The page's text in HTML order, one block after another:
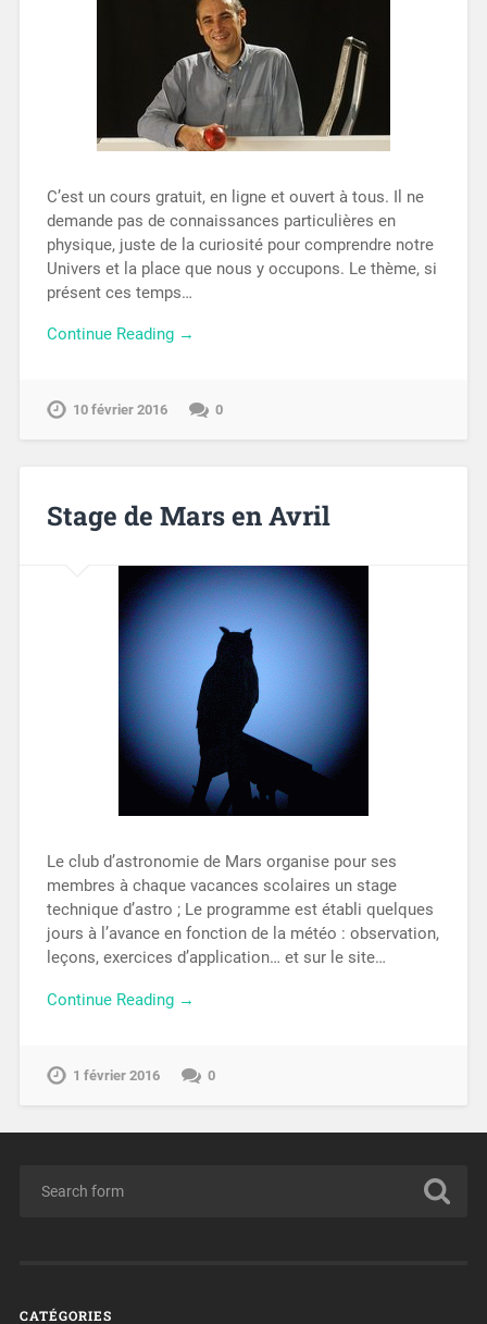
C’est un cours gratuit, en ligne et ouvert à tous. Il ne
demande pas de connaissances particulières en
physique, juste de la curiosité pour comprendre notre
Univers et la place que nous y occupons. Le thème, si
présent ces temps…
Continue Reading →
10 février 2016 0
Stage de Mars en Avril
Le club d’astronomie de Mars organise pour ses
membres à chaque vacances scolaires un stage
technique d’astro ; Le programme est établi quelques
jours à l’avance en fonction de la météo : observation,
leçons, exercices d’application… et sur le site…
Continue Reading →
1 février 2016 0
CATÉGORIES